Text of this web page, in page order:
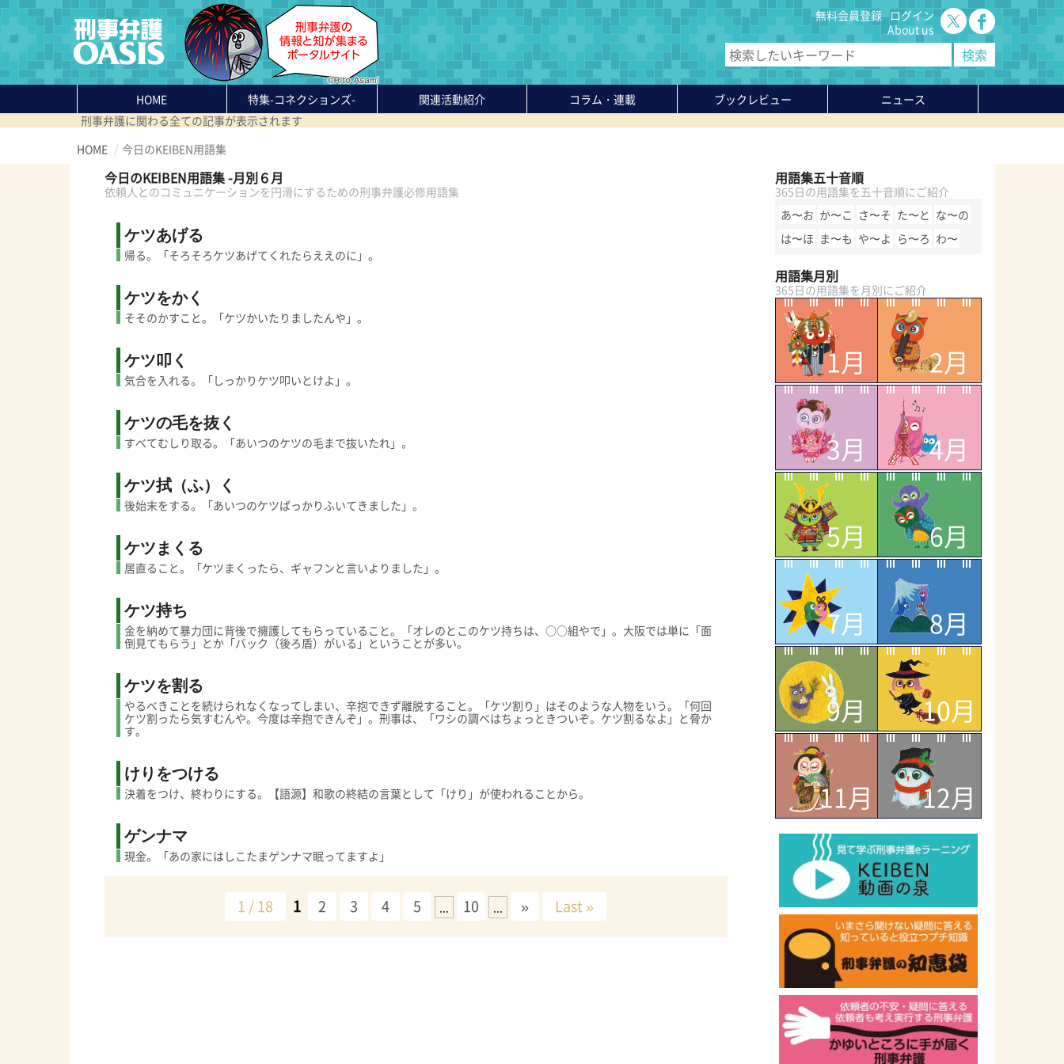
無料会員登録 ログイン
About us
HOME 特集-コネクションズ- 関連活動紹介 コラム・連載 ブックレビュー
ニュース
刑事弁護に関わる全ての記事が表示されます
HOME
今日のKEIBEN用語集
今日のKEIBEN用語集 -月別６月
依頼人とのコミュニケーションを円滑にするための刑事弁護必修用語集
ケツあげる
帰る。「そろそろケツあげてくれたらええのに」。
ケツをかく
そそのかすこと。「ケツかいたりましたんや」。
ケツ叩く
気合を入れる。「しっかりケツ叩いとけよ」。
ケツの毛を抜く
すべてむしり取る。「あいつのケツの毛まで抜いたれ」。
ケツ拭（ふ）く
後始末をする。「あいつのケツばっかりふいてきました」。
ケツまくる
居直ること。「ケツまくったら、ギャフンと言いよりました」。
ケツ持ち
金を納めて暴力団に背後で擁護してもらっていること。「オレのとこのケツ持ちは、○○組やで」。大阪では単に「面
倒見てもらう」とか「バック（後ろ盾）がいる」ということが多い。
ケツを割る
やるべきことを続けられなくなってしまい、辛抱できず離脱すること。「ケツ割り」はそのような人物をいう。「何回
ケツ割ったら気すむんや。今度は辛抱できんぞ」。刑事は、「ワシの調べはちょっときついぞ。ケツ割るなよ」と脅か
す。
けりをつける
決着をつけ、終わりにする。【語源】和歌の終結の言葉として「けり」が使われることから。
ゲンナマ
現金。「あの家にはしこたまゲンナマ眠ってますよ」
1 / 18 1 2 3 4 5 ... 10 ... » Last »
用語集五十音順
365日の用語集を五十音順にご紹介
あ〜お か〜こ さ〜そ た〜と な〜の
は〜ほ ま〜も や〜よ ら〜ろ わ〜
用語集月別
365日の用語集を月別にご紹介
1月 2月
3月 4月
5月 6月
7月 8月
9月 10月
11月 12月